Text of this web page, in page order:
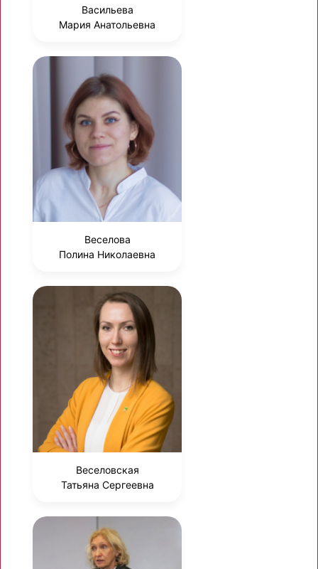
Васильева
Мария Анатольевна
Веселова
Полина Николаевна
Веселовская
Татьяна Сергеевна